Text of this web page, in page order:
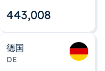
443,008
德国
DE